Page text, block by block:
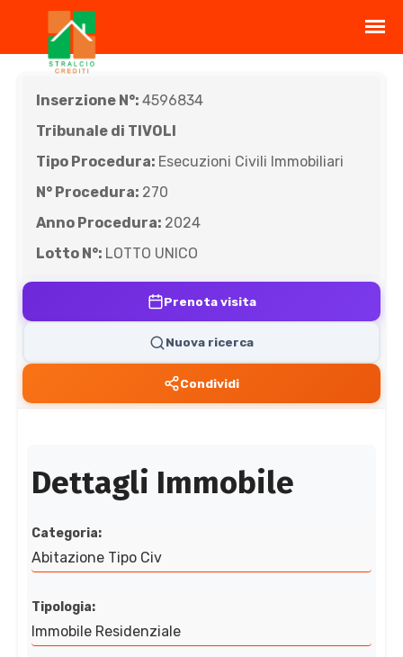
Inserzione N°: 4596834
Tribunale di TIVOLI
Tipo Procedura: Esecuzioni Civili Immobiliari
N° Procedura: 270
Anno Procedura: 2024
Lotto N°: LOTTO UNICO
Prenota visita
Nuova ricerca
Condividi
Dettagli Immobile
Categoria:
Abitazione Tipo Civ
Tipologia:
Immobile Residenziale